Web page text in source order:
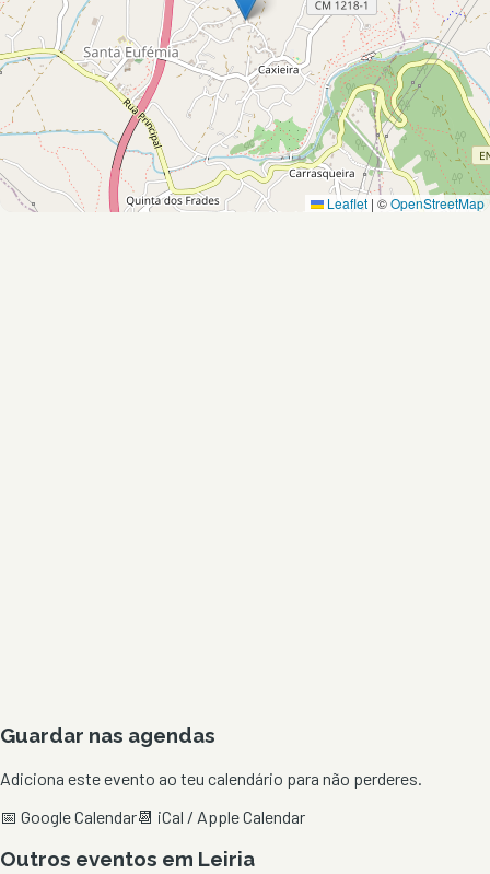
Leaflet | ©OpenStreetMap
Guardar nas agendas
Adiciona este evento ao teu calendário para não perderes.
📅 Google Calendar📆 iCal / Apple Calendar
Outros eventos em Leiria